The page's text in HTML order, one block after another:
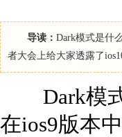
导读： Dark模式是什
者大会上给大家透露了
Dark模式
在ios9版本